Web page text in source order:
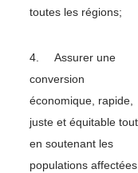
toutes les régions;
4. Assurer une
conversion
économique, rapide,
juste et équitable tout
en soutenant les
populations affectées